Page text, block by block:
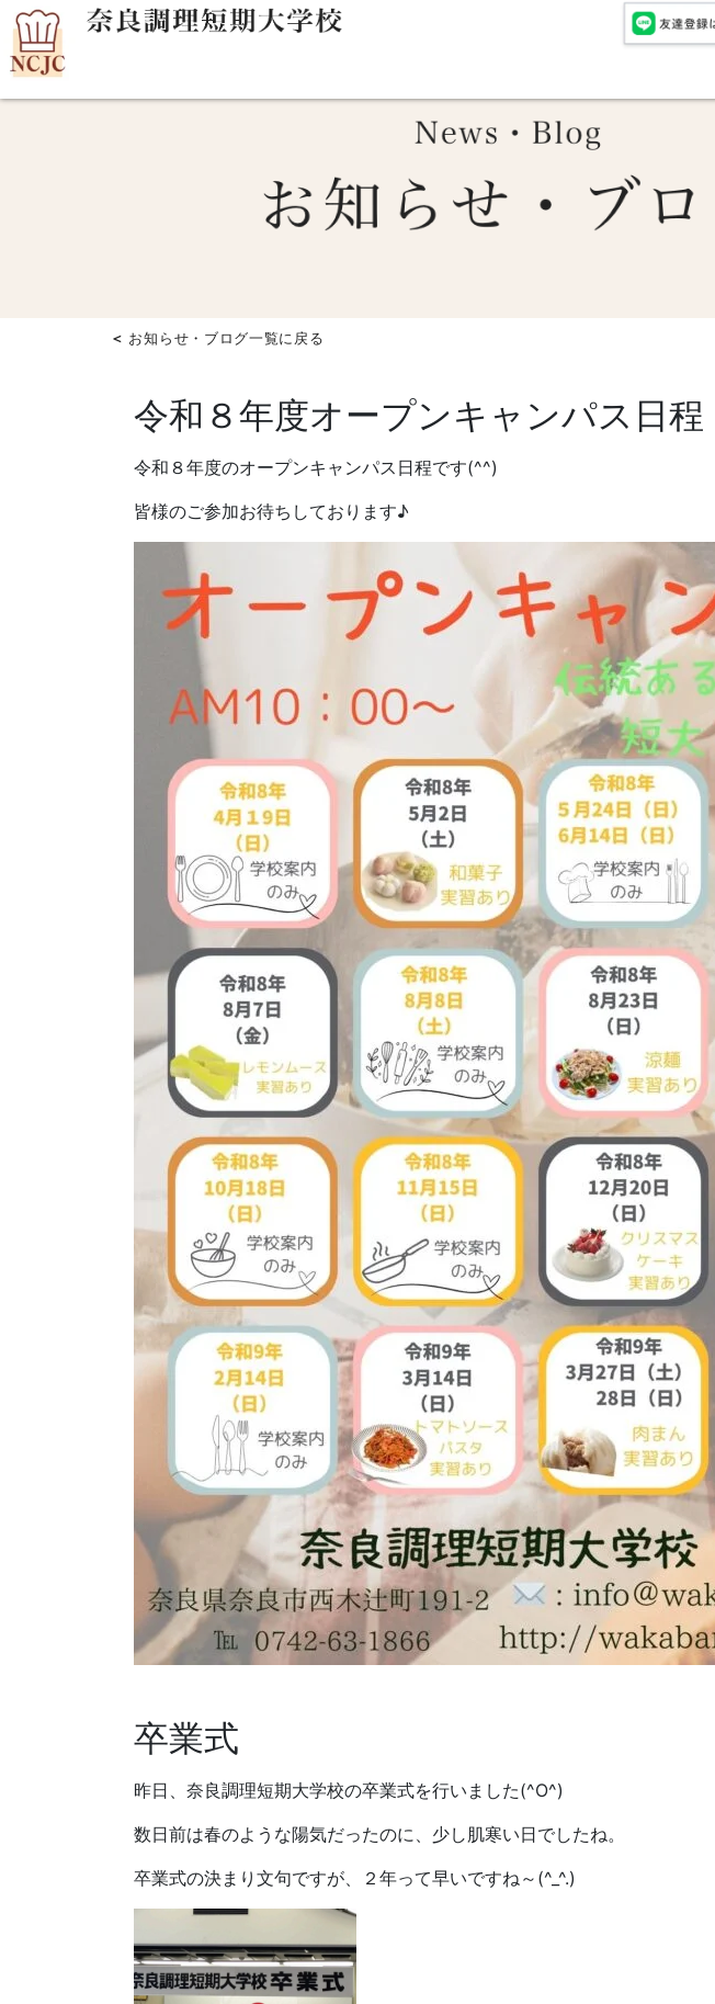
＜ お知らせ・ブログ一覧に戻る
令和８年度オープンキャンパス日程
令和８年度のオープンキャンパス日程です(^^)
皆様のご参加お待ちしております♪
卒業式
昨日、奈良調理短期大学校の卒業式を行いました(^O^)
数日前は春のような陽気だったのに、少し肌寒い日でしたね。
卒業式の決まり文句ですが、２年って早いですね～(^_^.)